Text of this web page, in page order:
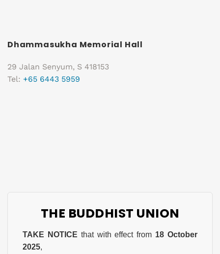
Dhammasukha Memorial Hall
29 Jalan Senyum, S 418153
Tel: +65 6443 5959
THE BUDDHIST UNION
TAKE NOTICE that with effect from 18 October
2025,